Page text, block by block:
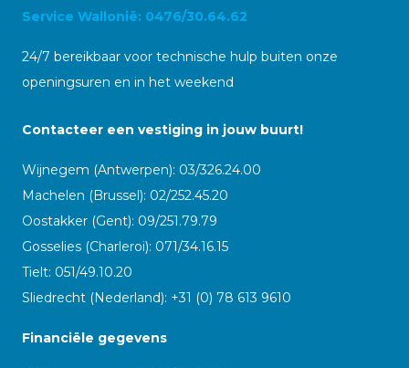
Service Wallonië: 0476/30.64.62
24/7 bereikbaar voor technische hulp buiten onze
openingsuren en in het weekend
Contacteer een vestiging in jouw buurt!
Wijnegem (Antwerpen): 03/326.24.00
Machelen (Brussel): 02/252.45.20
Oostakker (Gent): 09/251.79.79
Gosselies (Charleroi): 071/34.16.15
Tielt: 051/49.10.20
Sliedrecht (Nederland): +31 (0) 78 613 9610
Financiële gegevens